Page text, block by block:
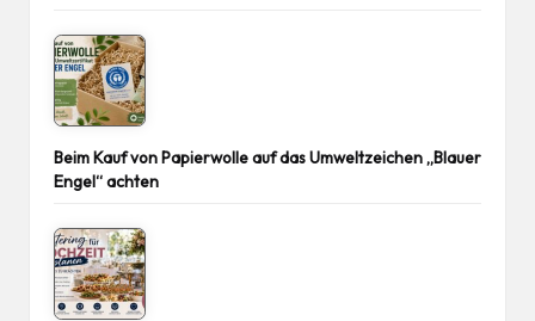
Beim Kauf von Papierwolle auf das Umweltzeichen „Blauer
Engel“ achten